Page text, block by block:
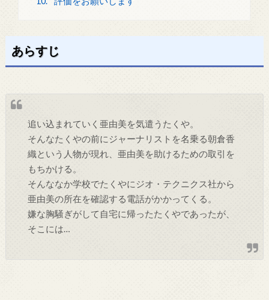
あらすじ
追い込まれていく亜由美を気遣うたくや。
そんなたくやの前にジャーナリストを名乗る朝倉香
織という人物が現れ、亜由美を助けるための取引を
もちかける。
そんななか学校でたくやにジオ・テクニクス社から
亜由美の所在を確認する電話がかかってくる。
嫌な胸騒ぎがして自宅に帰ったたくやであったが、
そこには…